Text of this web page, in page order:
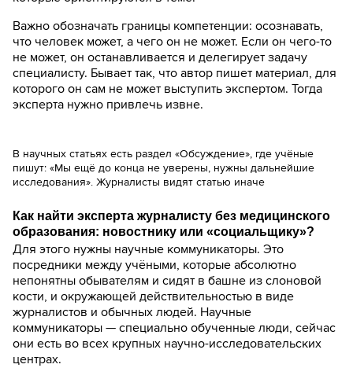
Важно обозначать границы компетенции: осознавать,
что человек может, а чего он не может. Если он чего-то
не может, он останавливается и делегирует задачу
специалисту. Бывает так, что автор пишет материал, для
которого он сам не может выступить экспертом. Тогда
эксперта нужно привлечь извне.
В научных статьях есть раздел «Обсуждение», где учёные
пишут: «Мы ещё до конца не уверены, нужны дальнейшие
исследования». Журналисты видят статью иначе
Как найти эксперта журналисту без медицинского
образования: новостнику или «социальщику»?
Для этого нужны научные коммуникаторы. Это
посредники между учёными, которые абсолютно
непонятны обывателям и сидят в башне из слоновой
кости, и окружающей действительностью в виде
журналистов и обычных людей. Научные
коммуникаторы — специально обученные люди, сейчас
они есть во всех крупных научно-исследовательских
центрах.